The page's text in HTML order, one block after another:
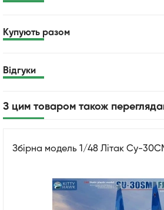
Купують разом
Відгуки
З цим товаром також
Збірна модель 1/48 Літак Су-